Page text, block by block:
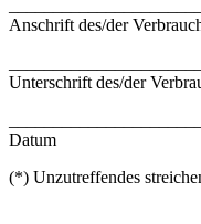
Anschrift des/der
Unterschrift des/der
Datum
(*) Unzutreffendes